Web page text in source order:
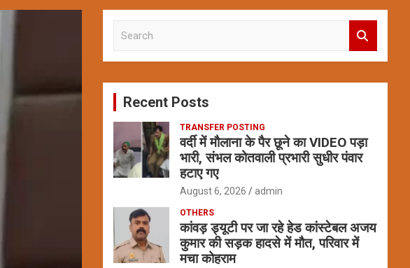
c
Recent Posts
TRANSFER POSTING
वर्दी में मौलाना के पैर छूने का VIDEO पड़ा
भारी, संभल कोतवाली प्रभारी सुधीर पंवार
हटाए गए
August 6, 2026 admin
OTHERS
कांवड़ ड्यूटी पर जा रहे हेड कांस्टेबल अजय
कुमार की सड़क हादसे में मौत, परिवार में
मचा कोहराम